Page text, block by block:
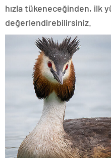
hızla tükeneceğinden, ilk
değerlendirebilirsiniz.